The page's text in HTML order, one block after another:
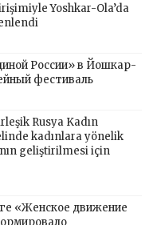
Yoshkar-Ola’da
России» в Йошкар-
фестиваль
Rusya Kadın
kadınlara yönelik
geliştirilmesi için
«Женское движение